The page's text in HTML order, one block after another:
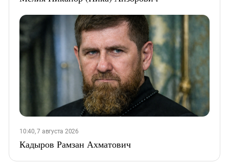
10:40, 7 августа 2026
Кадыров Рамзан Ахматович